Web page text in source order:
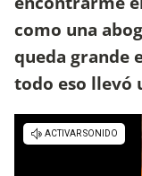
como una
queda grande
todo eso llevó